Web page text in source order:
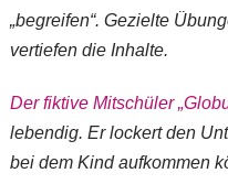
„begreifen“. Gezielte
vertiefen die Inhalte.
Der fiktive Mitschüler
lebendig. Er lockert den
bei dem Kind aufkommen